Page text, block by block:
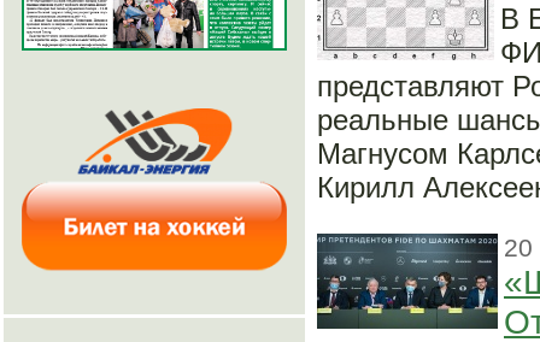
В
представляют
реальные
Магнусом
Кирилл
20